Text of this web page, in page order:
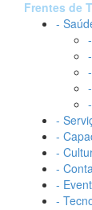
Frentes de
-
-
-
-
-
-
-